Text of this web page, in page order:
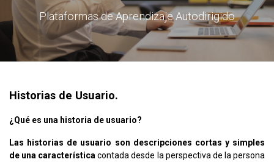
Plataformas de Aprendizaje Autodirigido
Historias de Usuario.
¿Qué es una historia de usuario?
Las historias de usuario son descripciones cortas y simples
de una característica contada desde la perspectiva de la persona